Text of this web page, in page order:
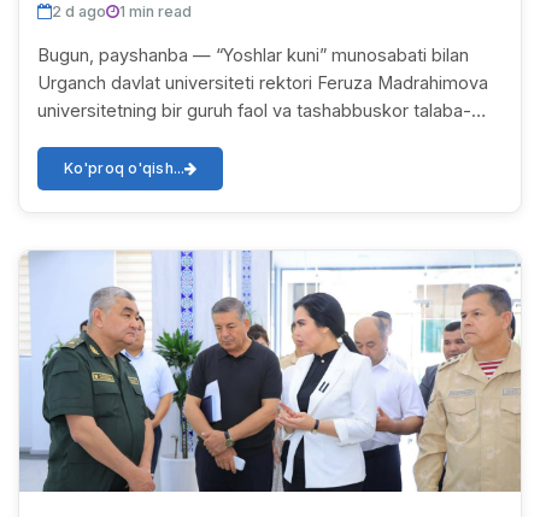
2 d ago 1 min read
Bugun, payshanba — “Yoshlar kuni” munosabati bilan
Urganch davlat universiteti rektori Feruza Madrahimova
universitetning bir guruh faol va tashabbuskor talaba-
Ko'proq o'qish...